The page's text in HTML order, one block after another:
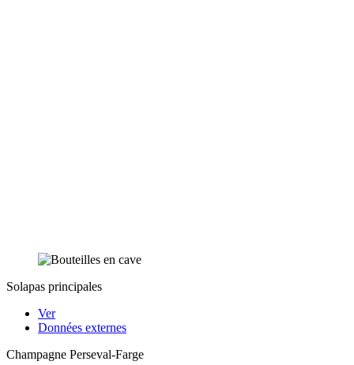
Solapas principales
Ver
Données externes
Champagne Perseval-Farge